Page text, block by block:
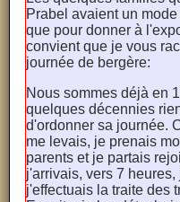
Prabel avaient un
que pour donner à
convient que je vous
journée de bergère:
Nous sommes déjà en
quelques décennies
d'ordonner sa journée.
me levais, je prenais
parents et je partais
j'arrivais, vers 7
j'effectuais la traite des